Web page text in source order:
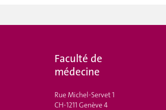
Faculté de
médecine
Rue Michel-Servet 1
CH-1211 Genève 4